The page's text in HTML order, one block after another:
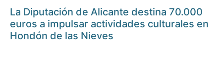
La Diputación de Alicante destina 70.000
euros a impulsar actividades culturales en
Hondón de las Nieves